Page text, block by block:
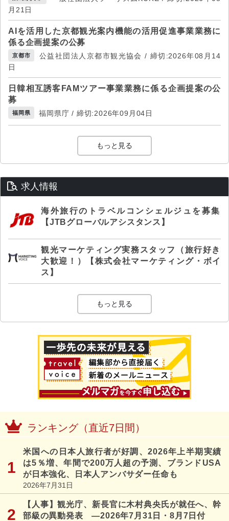
月21日
AIを活用した京都観光案内機能の活用促進事業業務に
係る企画提案の公募
京都市
公益社団法人京都市観光協会 / 締切:2026年08月14
日
日韓相互誘客FAMツアー事業業務に係る企画提案の公
募
福岡県 福岡県庁 / 締切:2026年09月04日
もっと見る
求人情報
海外旅行のトラベルコンシェルジュを募集
【JTBグローバルアシスタンス】
観光マーケティング実務スタッフ（旅行好き
大歓迎！）【株式会社マーケティング・ボイ
ス】
もっと見る
ランキング（直近7日間）
米国への日本人旅行者が好調、2026年上半期実績
は5％増、年間で200万人超の予測、ブランドUSA
が日本強化、日本人アンバサダー任命も
2026年7月31日
【人事】観光庁、新長官に木村典央氏が就任へ、幹
部級の異動発表 ―2026年7月31日・8月7日付